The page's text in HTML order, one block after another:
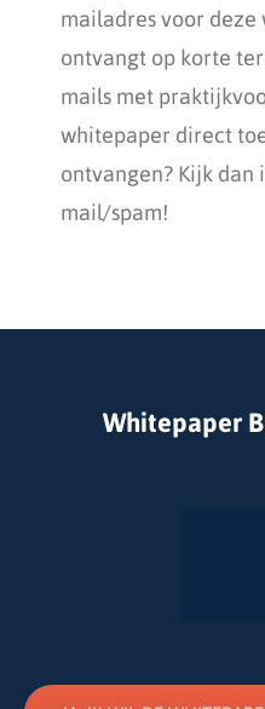
mailadres voor deze
ontvangt op korte
mails met
whitepaper direct
ontvangen? Kijk dan
mail/spam!
Whitepaper